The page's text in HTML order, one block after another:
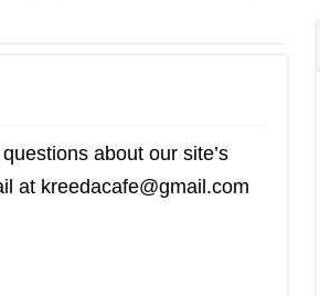
about our site’s
at kreedacafe@gmail.com